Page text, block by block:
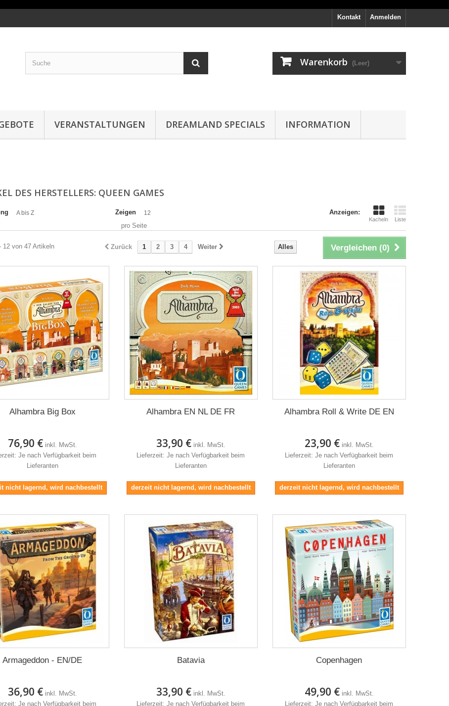
Anmelden
Kontakt
Warenkorb (Leer)
VERANSTALTUNGEN DREAMLAND SPECIALS INFORMATION
DES HERSTELLERS: QUEEN GAMES
Anzeigen:
Kacheln Liste
A bis Z Zeigen 12
pro Seite
Vergleichen (0)
Alles
Zurück 1 2 3 4 Weiter
12 von 47 Artikeln
Alhambra Big Box
76,90 € inkl. MwSt.
Je nach Verfügbarkeit beim
Lieferanten
nicht lagernd, wird nachbestellt
Alhambra EN NL DE FR
33,90 € inkl. MwSt.
Lieferzeit: Je nach Verfügbarkeit beim
Lieferanten
derzeit nicht lagernd, wird nachbestellt
Alhambra Roll & Write DE EN
23,90 € inkl. MwSt.
Lieferzeit: Je nach Verfügbarkeit beim
Lieferanten
derzeit nicht lagernd, wird nachbestellt
Armageddon - EN/DE
36,90 € inkl. MwSt.
Je nach Verfügbarkeit beim
Batavia
33,90 € inkl. MwSt.
Lieferzeit: Je nach Verfügbarkeit beim
Copenhagen
49,90 € inkl. MwSt.
Lieferzeit: Je nach Verfügbarkeit beim